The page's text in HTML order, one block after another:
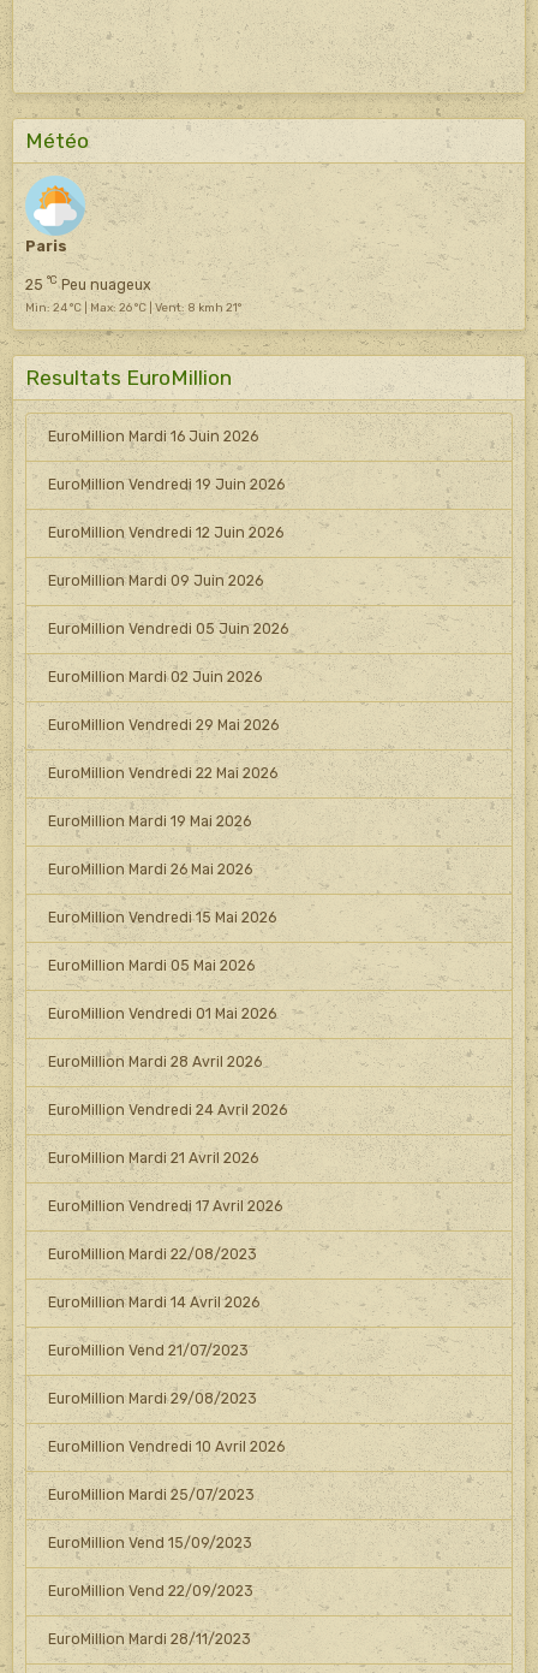
Météo
Paris
25 °CPeu nuageux
Min: 24 °C | Max: 26 °C | Vent: 8 kmh 21°
Resultats EuroMillion
EuroMillion Mardi 16 Juin 2026
EuroMillion Vendredi 19 Juin 2026
EuroMillion Vendredi 12 Juin 2026
EuroMillion Mardi 09 Juin 2026
EuroMillion Vendredi 05 Juin 2026
EuroMillion Mardi 02 Juin 2026
EuroMillion Vendredi 29 Mai 2026
EuroMillion Vendredi 22 Mai 2026
EuroMillion Mardi 19 Mai 2026
EuroMillion Mardi 26 Mai 2026
EuroMillion Vendredi 15 Mai 2026
EuroMillion Mardi 05 Mai 2026
EuroMillion Vendredi 01 Mai 2026
EuroMillion Mardi 28 Avril 2026
EuroMillion Vendredi 24 Avril 2026
EuroMillion Mardi 21 Avril 2026
EuroMillion Vendredi 17 Avril 2026
EuroMillion Mardi 22/08/2023
EuroMillion Mardi 14 Avril 2026
EuroMillion Vend 21/07/2023
EuroMillion Mardi 29/08/2023
EuroMillion Vendredi 10 Avril 2026
EuroMillion Mardi 25/07/2023
EuroMillion Vend 15/09/2023
EuroMillion Vend 22/09/2023
EuroMillion Mardi 28/11/2023